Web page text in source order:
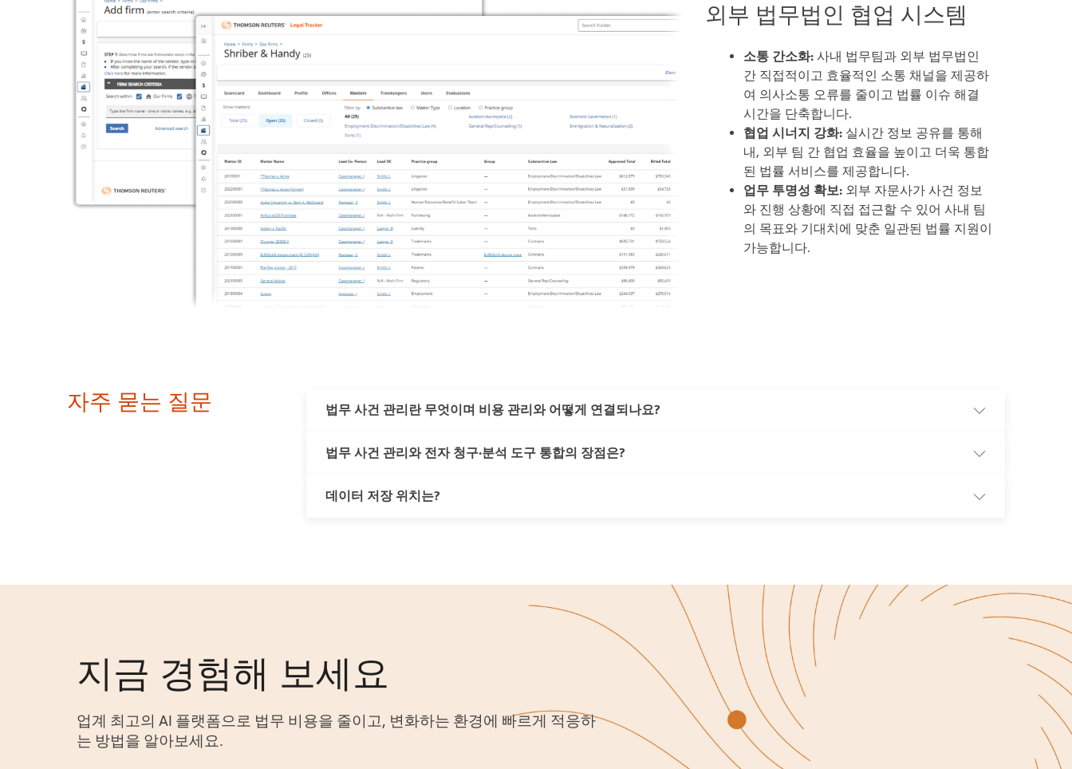
외부 법무법인 협업 시스템
소통 간소화: 사내 법무팀과 외부 법무법인
간 직접적이고 효율적인 소통 채널을 제공하
여 의사소통 오류를 줄이고 법률 이슈 해결
시간을 단축합니다.
협업 시너지 강화: 실시간 정보 공유를 통해
내, 외부 팀 간 협업 효율을 높이고 더욱 통합
된 법률 서비스를 제공합니다.
업무 투명성 확보: 외부 자문사가 사건 정보
와 진행 상황에 직접 접근할 수 있어 사내 팀
의 목표와 기대치에 맞춘 일관된 법률 지원이
가능합니다.
자주 묻는 질문 법무 사건 관리란 무엇이며 비용 관리와 어떻게 연결되나요?
법무 사건 관리는 기업 법무팀이 소송과 각종 법률 업무를 체계적으로 정리하고 추적하는 시스템입니다. 효율적인 사건 관리
하고, 재정적 영향을 분석하며, 비용은 효과적으로 통제하면서도 사건을 효율적으로 처리할 수 있습니다.
법무 사건 관리와 전자 청구·분석 도구 통합의 장점은?
사건 관리 시스템과 전자 청구·분석 도구를 통합하면 업무 진행과 비용 현황을 종합적으로 파악할 수 있습니다. 이를 통해 법무
데이터 저장 위치는?
지금 경험해 보세요
업계 최고의 AI 플랫폼으로 법무 비용을 줄이고, 변화하는 환경에 빠르게 적응하
는 방법을 알아보세요.